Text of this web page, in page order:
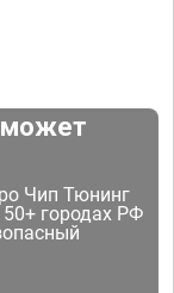
может
Чип Тюнинг
городах РФ